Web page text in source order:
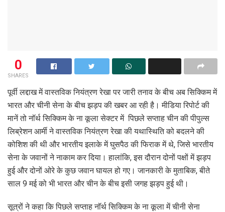
0
SHARES
पूर्वी लद्दाख में वास्तविक नियंत्रण रेखा पर जारी तनाव के बीच अब सिक्किम में
भारत और चीनी सेना के बीच झड़प की खबर आ रही है। मीडिया रिपोर्ट की
मानें तो नॉर्थ सिक्किम के ना कूला सेक्टर में पिछले सप्ताह चीन की पीपुल्स
लिब्रेशन आर्मी ने वास्तविक नियंत्रण रेखा की यथास्थिति को बदलने की
कोशिश की थी और भारतीय इलाके में घुसपैठ की फिराक में थे, जिसे भारतीय
सेना के जवानों ने नाकाम कर दिया। हालांकि, इस दौरान दोनों पक्षों में झड़प
हुई और दोनों ओरे के कुछ जवान घायल हो गए। जानकारी के मुताबिक, बीते
साल 9 मई को भी भारत और चीन के बीच इसी जगह झड़प हुई थी।
सूत्रों ने कहा कि पिछले सप्ताह नॉर्थ सिक्किम के ना कूला में चीनी सेना